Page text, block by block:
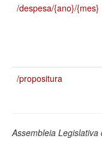
Perguntas frequentes
/despesa/{ano}/{mes}
/propositura
Assembleia